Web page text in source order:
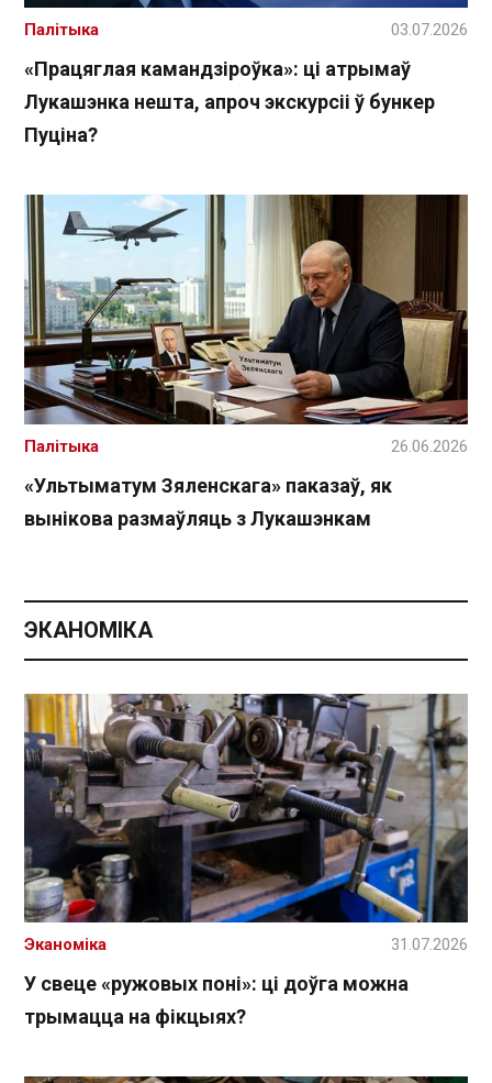
«Працяглая камандзіроўка»: ці атрымаў
Лукашэнка нешта, апроч экскурсіі ў бункер
Пуціна?
Палітыка 03.07.2026
«Ультыматум Зяленскага» паказаў, як
вынікова размаўляць з Лукашэнкам
Палітыка 26.06.2026
ЭКАНОМІКА
У свеце «ружовых поні»: ці доўга можна
трымацца на фікцыях?
Эканоміка 31.07.2026